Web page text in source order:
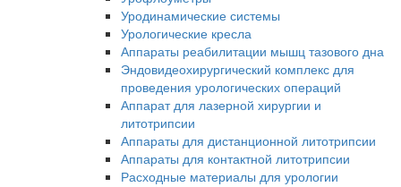
Уродинамические системы
Урологические кресла
Аппараты реабилитации мышц тазового дна
Эндовидеохирургический комплекс для
проведения урологических операций
Аппарат для лазерной хирургии и
литотрипсии
Аппараты для дистанционной литотрипсии
Аппараты для контактной литотрипсии
Расходные материалы для урологии